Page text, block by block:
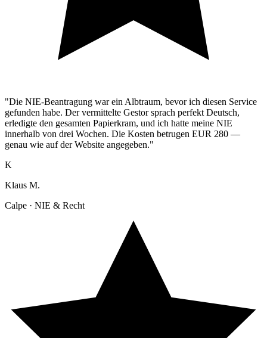
"Die NIE-Beantragung war ein Albtraum, bevor ich diesen Service
gefunden habe. Der vermittelte Gestor sprach perfekt Deutsch,
erledigte den gesamten Papierkram, und ich hatte meine NIE
innerhalb von drei Wochen. Die Kosten betrugen EUR 280 —
genau wie auf der Website angegeben."
K
Klaus M.
Calpe · NIE & Recht